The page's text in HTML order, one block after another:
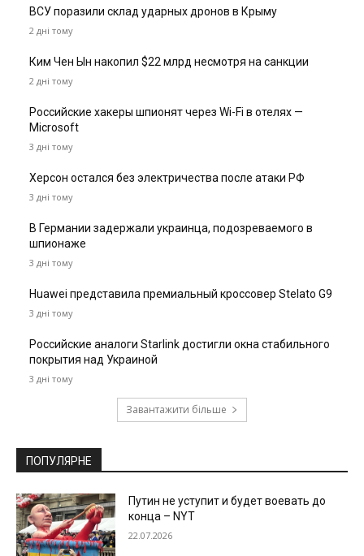
ВСУ поразили склад ударных дронов в Крыму
2 дні тому
Ким Чен Ын накопил $22 млрд несмотря на санкции
2 дні тому
Российские хакеры шпионят через Wi-Fi в отелях —
Microsoft
3 дні тому
Херсон остался без электричества после атаки РФ
3 дні тому
В Германии задержали украинца, подозреваемого в
шпионаже
3 дні тому
Huawei представила премиальный кроссовер Stelato G9
3 дні тому
Российские аналоги Starlink достигли окна стабильного
покрытия над Украиной
3 дні тому
Завантажити більше
ПОПУЛЯРНЕ
Путин не уступит и будет воевать до
конца – NYT
22.07.2026